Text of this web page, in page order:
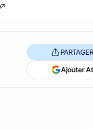
PARTAGER
Ajouter